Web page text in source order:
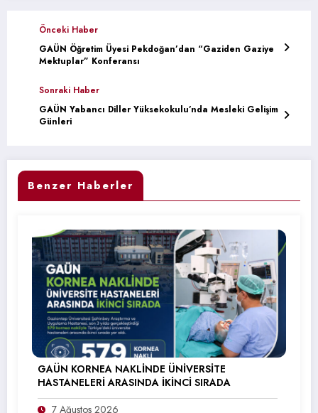
Önceki Haber
GAÜN Öğretim Üyesi Pekdoğan’dan “Gaziden Gaziye
Mektuplar” Konferansı
Sonraki Haber
GAÜN Yabancı Diller Yüksekokulu’nda Mesleki Gelişim
Günleri
Benzer Haberler
GAÜN KORNEA NAKLİNDE ÜNİVERSİTE
HASTANELERİ ARASINDA İKİNCİ SIRADA
7 Ağustos 2026